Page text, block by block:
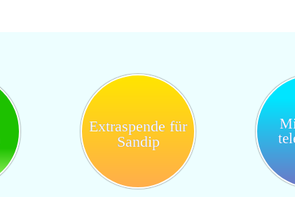
Extraspende für
Sandip